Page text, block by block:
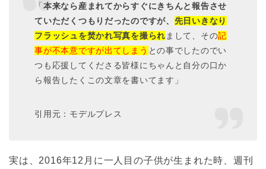
「 本来なら産まれてからすぐにきちんと報告させ
ていただくつもりだったのですが、 先日いきなり
フラッシュを焚かれ写真を撮られ まして、その記
事が不本意ですが出てしまう との事でしたのでい
つも応援してくださる皆様にちゃんと自分の口か
ら報告したくこの文章を書いてます」
引用元：モデルプレス
実は、2016年12月に一人目の子供が生まれた時、週刊